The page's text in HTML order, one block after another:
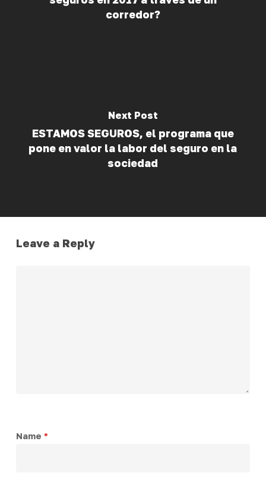
corredor?
Next Post
ESTAMOS SEGUROS, el programa que
pone en valor la labor del seguro en la
sociedad
Leave a Reply
Name *